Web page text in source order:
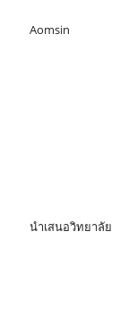
Aomsin
นำเสนอวิทยาลัย